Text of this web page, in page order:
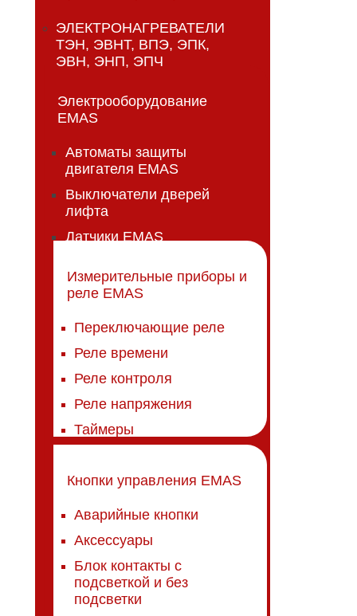
ЭЛЕКТРОНАГРЕВАТЕЛИ
ТЭН, ЭВНТ, ВПЭ, ЭПК,
ЭВН, ЭНП, ЭПЧ
Электрооборудование
EMAS
Автоматы защиты
двигателя EMAS
Выключатели дверей
лифта
Датчики EMAS
Измерительные приборы и
реле EMAS
Переключающие реле
Реле времени
Реле контроля
Реле напряжения
Таймеры
Кнопки управления EMAS
Аварийные кнопки
Аксессуары
Блок контакты с
подсветкой и без
подсветки